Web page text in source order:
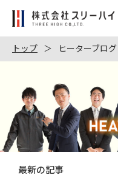
株
会
社
ハ
イ
トップ ヒーターブログ
最新の記事